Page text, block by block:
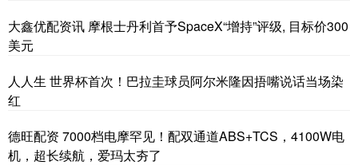
大鑫优配资讯 摩根士丹利首予SpaceX“增持”评级, 目标价300
美元
人人生 世界杯首次！巴拉圭球员阿尔米隆因捂嘴说话当场染
红
德旺配资 7000档电摩罕见！配双通道ABS+TCS，4100W电
机，超长续航，爱玛太夯了